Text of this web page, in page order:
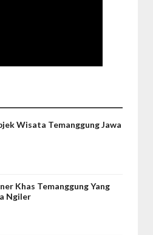
Wisata Temanggung Jawa
Khas Temanggung Yang
Ngiler